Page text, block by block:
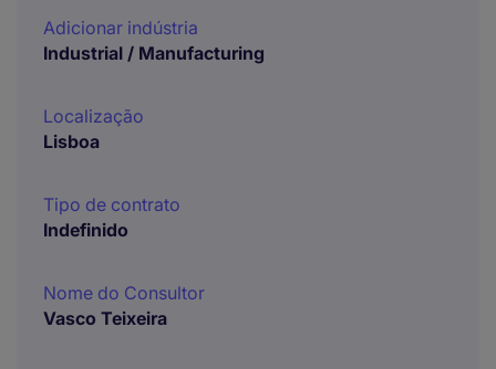
Adicionar indústria
Industrial / Manufacturing
Localização
Lisboa
Tipo de contrato
Indefinido
Nome do Consultor
Vasco Teixeira